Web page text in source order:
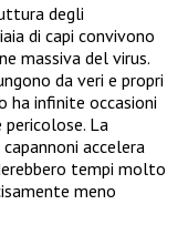
degli
di capi convivono
massiva del virus.
da veri e propri
ha infinite occasioni
La
accelera
tempi molto
meno